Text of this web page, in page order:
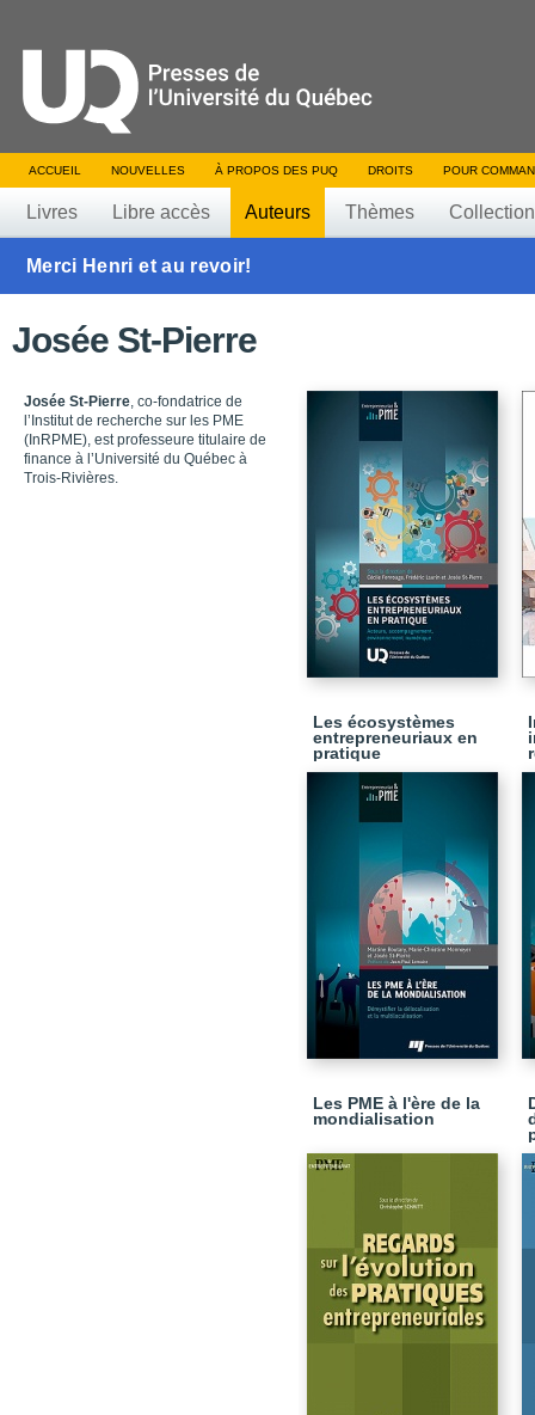
ACCUEIL NOUVELLES À PROPOS DES PUQ DROITS POUR
Livres Libre accès Auteurs Thèmes
Merci Henri et au revoir!
Josée St-Pierre
Josée St-Pierre, co-fondatrice de
l’Institut de recherche sur les PME
(InRPME), est professeure titulaire de
finance à l’Université du Québec à
Trois-Rivières.
Les écosystèmes
entrepreneuriaux en
pratique
Les PME à l'ère de la
mondialisation